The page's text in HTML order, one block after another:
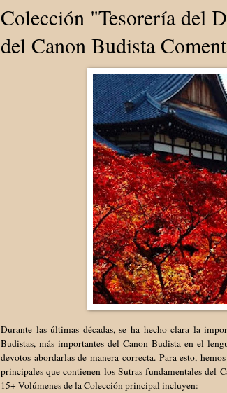
Colección "Tesorería del
del Canon Budista
Durante las últimas décadas, se ha hecho clara la
Budistas, más importantes del Canon Budista en el
devotos abordarlas de manera correcta. Para esto,
principales que contienen los Sutras fundamentales del
15+ Volúmenes de la Colección principal incluyen: